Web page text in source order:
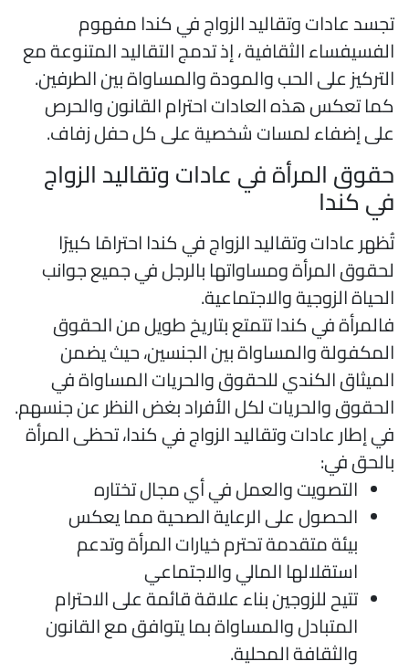
عادات وتقاليد الزواج في كندا مفهوم
الثقافية ، إذ تدمج التقاليد المتنوعة مع
على الحب والمودة والمساواة بين الطرفين.
تعكس هذه العادات احترام القانون والحرص
إضفاء لمسات شخصية على كل حفل زفاف.
المرأة في عادات وتقاليد الزواج
كندا
عادات وتقاليد الزواج في كندا احترامًا كبيرًا
المرأة ومساواتها بالرجل في جميع جوانب
الزوجية والاجتماعية.
في كندا تتمتع بتاريخ طويل من الحقوق
والمساواة بين الجنسين، حيث يضمن
الكندي للحقوق والحريات المساواة في
والحريات لكل الأفراد بغض النظر عن جنسهم.
إطار عادات وتقاليد الزواج في كندا، تحظى المرأة
في:
التصويت والعمل في أي مجال تختاره
الحصول على الرعاية الصحية مما يعكس
بيئة متقدمة تحترم خيارات المرأة وتدعم
استقلالها المالي والاجتماعي
تتيح للزوجين بناء علاقة قائمة على الاحترام
المتبادل والمساواة بما يتوافق مع القانون
والثقافة المحلية.